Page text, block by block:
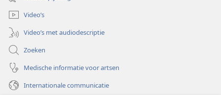
venster)
Video’s
Video’s met audiodescriptie
Zoeken
Medische informatie voor artsen
Internationale communicatie